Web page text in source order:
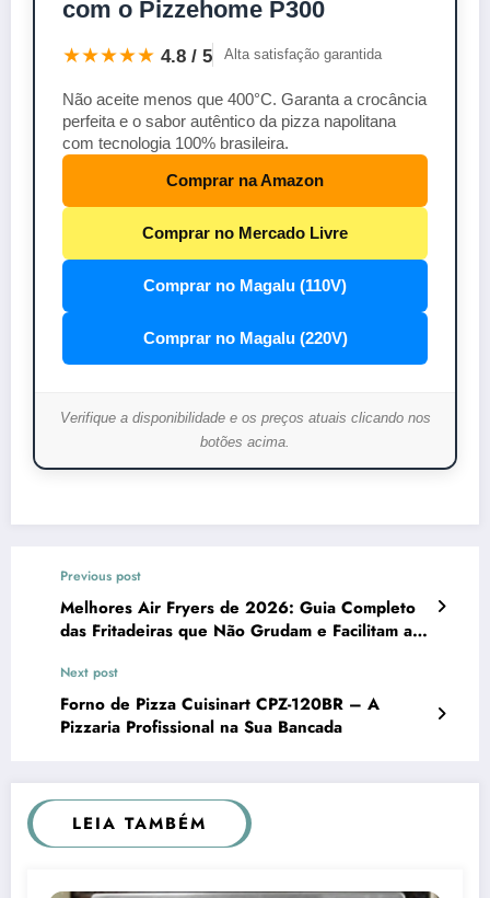
com o Pizzehome P300
★★★★★ 4.8 / 5 Alta satisfação garantida
Não aceite menos que 400°C. Garanta a crocância
perfeita e o sabor autêntico da pizza napolitana
com tecnologia 100% brasileira.
Comprar na Amazon
Comprar no Mercado Livre
Comprar no Magalu (110V)
Comprar no Magalu (220V)
Verifique a disponibilidade e os preços atuais clicando nos
botões acima.
Previous post
Melhores Air Fryers de 2026: Guia Completo
das Fritadeiras que Não Grudam e Facilitam a
Next post
Forno de Pizza Cuisinart CPZ-120BR – A
Pizzaria Profissional na Sua Bancada
LEIA TAMBÉM